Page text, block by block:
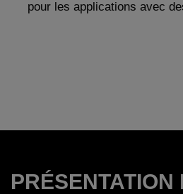
pour les applications avec
PRÉSENTATION